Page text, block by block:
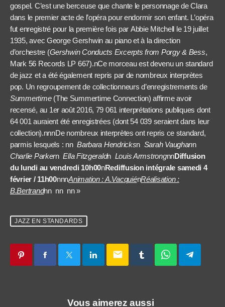
gospel. C’est une berceuseque chante le personnage de Clara
dans le premier acte de l’opéra pour endormir son enfant. L’opéra
fut enregistré pour la première fois par Abbie Mitchell le 19 juillet
1935, avec George Gershwin au piano et à la direction
d’orchestre (Gershwin Conducts Excerpts from Porgy & Bess,
Mark 56 Records LP 667).nCe morceau est devenu un standard
de jazz et a été également repris par de nombreux interprètes
pop. Un regroupement de collectionneurs d’enregistrements de
Summertime(The Summertime Connection) affirme avoir
recensé, au 1er août 2016, 79 061 interprétations publiques dont
64 001 auraient été enregistrées (dont 54 039 seraient dans leur
collection).nnnDe nombreux interprètes ont repris ce standard,
parmis lesquels : nnBarbara Hendricksn Sarah Vaughann
Charlie ParkernElla Fitzgeraldn Louis ArmstrongnnDiffusion
du lundi au vendredi 10h00nRediffusion intégrale samedi 4
février / 11h00nnnAnimation : A.VacquiénRéalisation :
B.Bertrandnn nn nn »
JAZZ EN STANDARDS
email
Vous aimerez aussi